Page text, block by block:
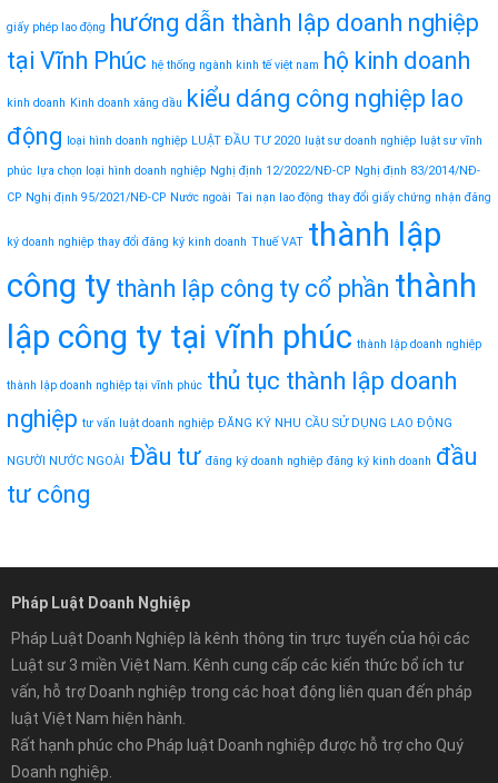
giấy phép lao động hướng dẫn thành lập doanh nghiệp
tại Vĩnh Phúc hệ thống ngành kinh tế việt nam hộ kinh doanh
kinh doanh Kinh doanh xăng dầu kiểu dáng công nghiệp lao
động
loại hình doanh nghiệp LUẬT ĐẦU TƯ 2020 luật sư doanh nghiệp luật sư vĩnh
phúc lựa chọn loại hình doanh nghiệp Nghị định 12/2022/NĐ-CP Nghị định 83/2014/NĐ-
CP Nghị định 95/2021/NĐ-CP Nước ngoài Tai nạn lao động thay đổi giấy chứng nhận đăng
ký doanh nghiệp thay đổi đăng ký kinh doanh Thuế VAT thành lập
công ty thành lập công ty cổ phần thành
lập công ty tại vĩnh phúc thành lập doanh nghiệp
thành lập doanh nghiệp tại vĩnh phúc thủ tục thành lập doanh
nghiệp tư vấn luật doanh nghiệp ĐĂNG KÝ NHU CẦU SỬ DỤNG LAO ĐỘNG
NGƯỜI NƯỚC NGOÀI Đầu tư đăng ký doanh nghiệp đăng ký kinh doanh đầu
tư công
Pháp Luật Doanh Nghiệp
Pháp Luật Doanh Nghiệp là kênh thông tin trực tuyến của hội các
Luật sư 3 miền Việt Nam. Kênh cung cấp các kiến thức bổ ích tư
vấn, hỗ trợ Doanh nghiệp trong các hoạt động liên quan đến pháp
luật Việt Nam hiện hành.
Rất hạnh phúc cho Pháp luật Doanh nghiệp được hỗ trợ cho Quý
Doanh nghiệp.